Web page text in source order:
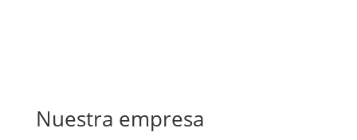
Nuestra empresa